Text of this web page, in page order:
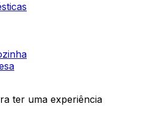
ter uma experiência